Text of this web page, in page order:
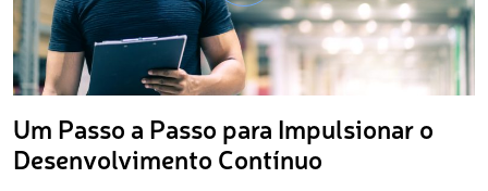
Um Passo a Passo para Impulsionar o
Desenvolvimento Contínuo